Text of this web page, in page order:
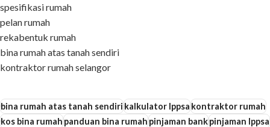
spesifikasi rumah
pelan rumah
rekabentuk rumah
bina rumah atas tanah sendiri
kontraktor rumah selangor
bina rumah atas tanah sendirikalkulator lppsakontraktor rumah
kos bina rumahpanduan bina rumahpinjaman bankpinjaman lppsa